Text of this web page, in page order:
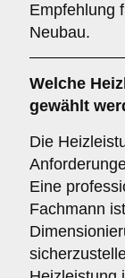
Empfehlung
Neubau.
Welche
gewählt
Die
Eine
Fachmann